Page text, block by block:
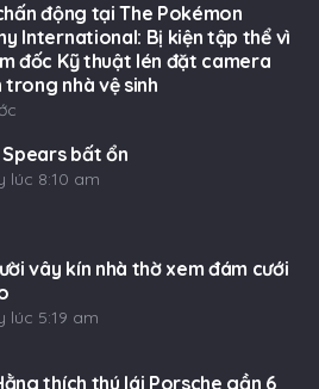
động tại The Pokémon
International: Bị kiện tập thể vì
đốc Kỹ thuật lén đặt camera
trong nhà vệ sinh
bất ổn
lúc 8:10 am
vây kín nhà thờ xem đám cưới
lúc 5:19 am
thích thú lái Porsche gần 6